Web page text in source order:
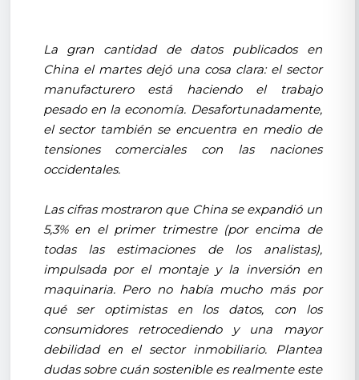
La gran cantidad de datos publicados en
China el martes dejó una cosa clara: el sector
manufacturero está haciendo el trabajo
pesado en la economía. Desafortunadamente,
el sector también se encuentra en medio de
tensiones comerciales con las naciones
occidentales.
Las cifras mostraron que China se expandió un
5,3% en el primer trimestre (por encima de
todas las estimaciones de los analistas),
impulsada por el montaje y la inversión en
maquinaria. Pero no había mucho más por
qué ser optimistas en los datos, con los
consumidores retrocediendo y una mayor
debilidad en el sector inmobiliario. Plantea
dudas sobre cuán sostenible es realmente este